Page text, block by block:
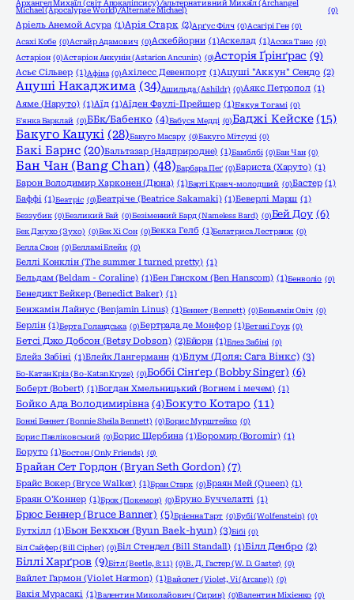
Архангел Михаїл (світ Апокаліпсису)/альтернативний Михаїл (Archangel
Michael (Apocalypse World)/Alternate Michael)
(0)
Аріель Анемой Асура (1)Арія Старк (2)Арґус Філч (0)Асагірі Ген (0)
Асахі Кобе (0)Асгайр Адамович (0)Аскебйорни (1)Аскелад (1)Асока Тано (0)
Астаріон (0)Астаріон Анкунін (Astarion Ancunin) (0)Асторія Ґрінґрас (9)
Асьє Сільвер (1)Афіна (0)Ахілесс Девенпорт (1)Ацуші "Аккун" Сендо (2)
Ацуші Накаджима (34)Ашильда (Ashildr) (0)Аякс Петропол (1)
Аяме (Наруто) (1)Аїд (1)Аїден Фаулі-Прейшер (1)Б'якуя Тогамі (0)
Б'янка Барклай (0)ББк/Бабенко (4)Бабуся Медді (0)Баджі Кейске (15)
Бакуго Кацукі (28)Бакуго Масару (0)Бакуго Мітсукі (0)
Бакі Барнс (20)Бальтазар (Надприродне) (1)Бамблбі (0)Бан Чан (0)
Бан Чан (Bang Chan) (48)Барбара Пеґ (0)Бариста (Харуто) (1)
Барон Володимир Харконен (Дюна) (1)Барті Кравч-молодший (0)Бастер (1)
Баффі (1)Беатріс (0)Беатріче (Beatrice Sakamaki) (1)Беверлі Марш (1)
Беззубик (0)Безликий Бай (0)Безіменний Бард (Nameless Bard) (0)Бей Доу (6)
Бек Джухо (Зухо) (0)Бек Хі Сон (0)Бекка Гелб (1)Белатриса Лестранж (0)
Белла Свон (0)Белламі Блейк (0)
Беллі Конклін (The summer I turned pretty) (1)
Бельдам (Beldam - Coraline) (1)Бен Ганском (Ben Hanscom) (1)Бенволіо (0)
Бенедикт Бейкер (Benedict Baker) (1)
Бенжамін Лайнус (Benjamin Linus) (1)Беннет (Bennett) (0)Беньямін Овіч (0)
Берлін (1)Берта Голандська (0)Бертрада де Монфор (1)Бетані Гоук (0)
Бетсі Джо Добсон (Betsy Dobson) (2)Бйорн (1)Блез Забіні (0)
Блейз Забіні (1)Блейк Лангерманн (1)Блум (Доля: Сага Вінкс) (3)
Бо-Катан Кріз (Bo-Katan Kryze) (0)Боббі Сінґер (Bobby Singer) (6)
Боберт (Bobert) (1)Богдан Хмельницький (Вогнем і мечем) (1)
Бойко Ада Володимирівна (4)Бокуто Котаро (11)
Бонні Беннет (Bonnie Sheila Bennett) (0)Борис Мурштейко (0)
Борис Павліковський (0)Борис Щербина (1)Боромир (Boromir) (1)
Боруто (1)Бостон (Only Friends) (0)
Брайан Сет Гордон (Bryan Seth Gordon) (7)
Брайс Вокер (Bryce Walker) (1)Бран Старк (0)Браян Мей (Queen) (1)
Браян О'Коннер (1)Брок (Покемон) (0)Бруно Буччелатті (1)
Брюс Беннер (Bruce Banner) (5)Брієнна Тарт (0)Бубі (Wolfenstein) (0)
Бутхілл (1)Бьон Бекхьон (Byun Baek-hyun) (3)Бібі (0)
Біл Сайфер (Bill Cipher) (0)Біл Стендел (Bill Standall) (1)Білл Денбро (2)
Біллі Харґров (9)Бітл (Beetle, 8:11) (0)В. Д. Гастер (W. D. Gaster) (0)
Вайлет Гармон (Violet Harmon) (1)Вайолет (Violet, Vi (Arcane)) (0)
Вакія Мурасакі (1)Валентин Миколайович (Сирин) (0)Валентин Міхієнко (0)